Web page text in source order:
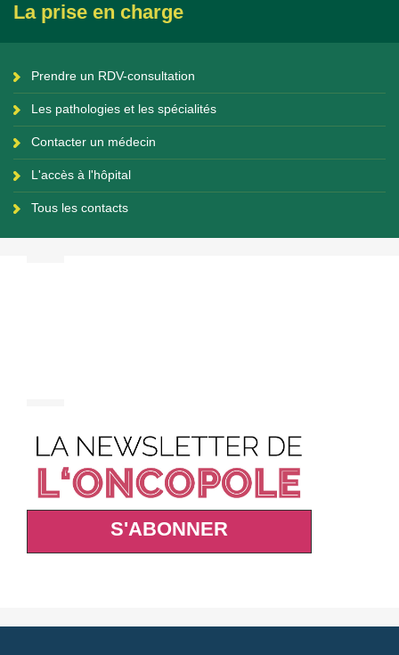
La prise en charge
Prendre un RDV-consultation
Les pathologies et les spécialités
Contacter un médecin
L'accès à l'hôpital
Tous les contacts
S'ABONNER